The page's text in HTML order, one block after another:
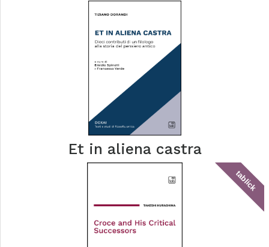
Et in aliena castra
tablick